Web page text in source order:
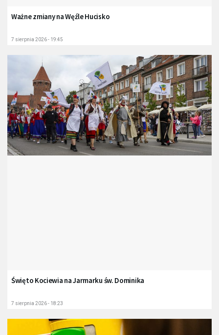
Ważne zmiany na Węźle Hucisko
7 sierpnia 2026 - 19:45
Święto Kociewia na Jarmarku św. Dominika
7 sierpnia 2026 - 18:23